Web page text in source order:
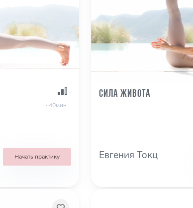
~40мин
Начать практику
Сила живота
Евгения Токц